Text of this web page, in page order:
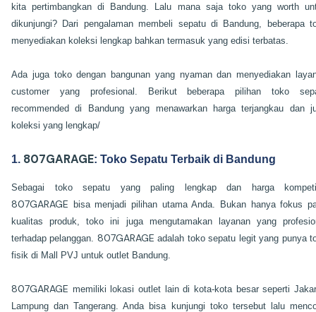
kita pertimbangkan di Bandung. Lalu mana saja toko yang worth
dikunjungi? Dari pengalaman membeli sepatu di Bandung, beberapa
menyediakan koleksi lengkap bahkan termasuk yang edisi terbatas.
Ada juga toko dengan bangunan yang nyaman dan menyediakan
customer yang profesional. Berikut beberapa pilihan toko
recommended di Bandung yang menawarkan harga terjangkau dan
koleksi yang lengkap/
1. 807GARAGE: Toko Sepatu Terbaik di Bandung
Sebagai toko sepatu yang paling lengkap dan harga
807GARAGE bisa menjadi pilihan utama Anda. Bukan hanya fokus
kualitas produk, toko ini juga mengutamakan layanan yang
terhadap pelanggan. 807GARAGE adalah toko sepatu legit yang punya
fisik di Mall PVJ untuk outlet Bandung.
807GARAGE memiliki lokasi outlet lain di kota-kota besar seperti
Lampung dan Tangerang. Anda bisa kunjungi toko tersebut lalu